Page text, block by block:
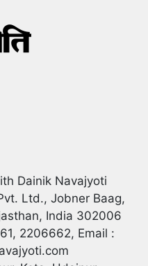
Dainik Navajyoti
Ltd., Jobner Baag,
India 302006
2206662, Email :